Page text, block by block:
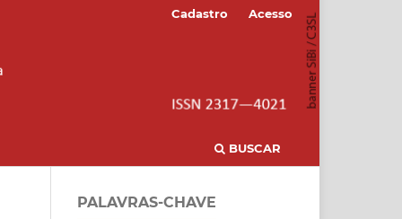
BUSCAR
Cadastro Acesso
PALAVRAS-CHAVE